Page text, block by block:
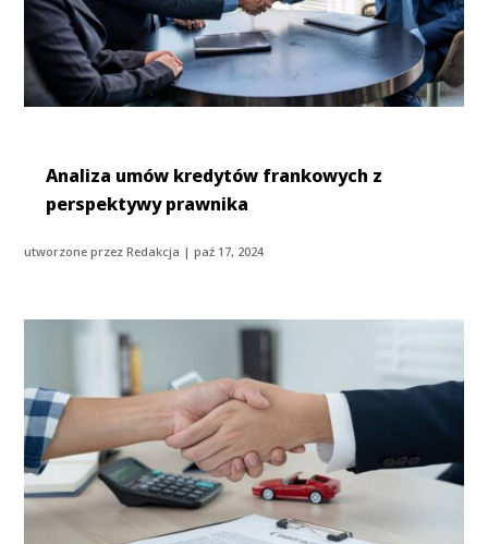
Analiza umów kredytów frankowych z
perspektywy prawnika
utworzone przezRedakcja |paź 17, 2024